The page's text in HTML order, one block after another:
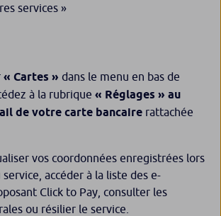
services »
« Cartes » dans le menu en bas de
à la rubrique « Réglages » au
de votre carte bancaire rattachée
vos coordonnées enregistrées lors
accéder à la liste des e-
Click to Pay, consulter les
ou résilier le service.